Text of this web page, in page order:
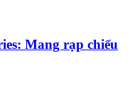
Mang rạp chiếu